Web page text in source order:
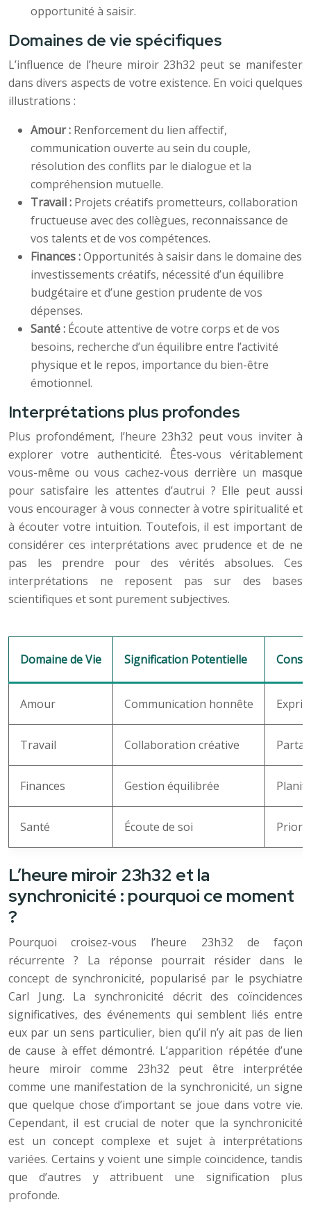
opportunité à saisir.
Domaines de vie spécifiques
L’influence de l’heure miroir 23h32 peut se manifester
dans divers aspects de votre existence. En voici quelques
illustrations :
Amour : Renforcement du lien affectif,
communication ouverte au sein du couple,
résolution des conflits par le dialogue et la
compréhension mutuelle.
Travail : Projets créatifs prometteurs, collaboration
fructueuse avec des collègues, reconnaissance de
vos talents et de vos compétences.
Finances :Opportunités à saisir dans le domaine des
investissements créatifs, nécessité d’un équilibre
budgétaire et d’une gestion prudente de vos
dépenses.
Santé : Écoute attentive de votre corps et de vos
besoins, recherche d’un équilibre entre l’activité
physique et le repos, importance du bien-être
émotionnel.
Interprétations plus profondes
Plus profondément, l’heure 23h32 peut vous inviter à
explorer votre authenticité. Êtes-vous véritablement
vous-même ou vous cachez-vous derrière un masque
pour satisfaire les attentes d’autrui ? Elle peut aussi
vous encourager à vous connecter à votre spiritualité et
à écouter votre intuition. Toutefois, il est important de
considérer ces interprétations avec prudence et de ne
pas les prendre pour des vérités absolues. Ces
interprétations ne reposent pas sur des bases
scientifiques et sont purement subjectives.
Domaine de Vie Signification Potentielle
Amour Communication honnête
Travail Collaboration créative
Finances Gestion équilibrée
Santé Écoute de soi
L’heure miroir 23h32 et la
synchronicité : pourquoi ce moment
?
Pourquoi croisez-vous l’heure 23h32 de façon
récurrente ? La réponse pourrait résider dans le
concept de synchronicité, popularisé par le psychiatre
Carl Jung. La synchronicité décrit des coïncidences
significatives, des événements qui semblent liés entre
eux par un sens particulier, bien qu’il n’y ait pas de lien
de cause à effet démontré. L’apparition répétée d’une
heure miroir comme 23h32 peut être interprétée
comme une manifestation de la synchronicité, un signe
que quelque chose d’important se joue dans votre vie.
Cependant, il est crucial de noter que la synchronicité
est un concept complexe et sujet à interprétations
variées. Certains y voient une simple coïncidence, tandis
que d’autres y attribuent une signification plus
profonde.